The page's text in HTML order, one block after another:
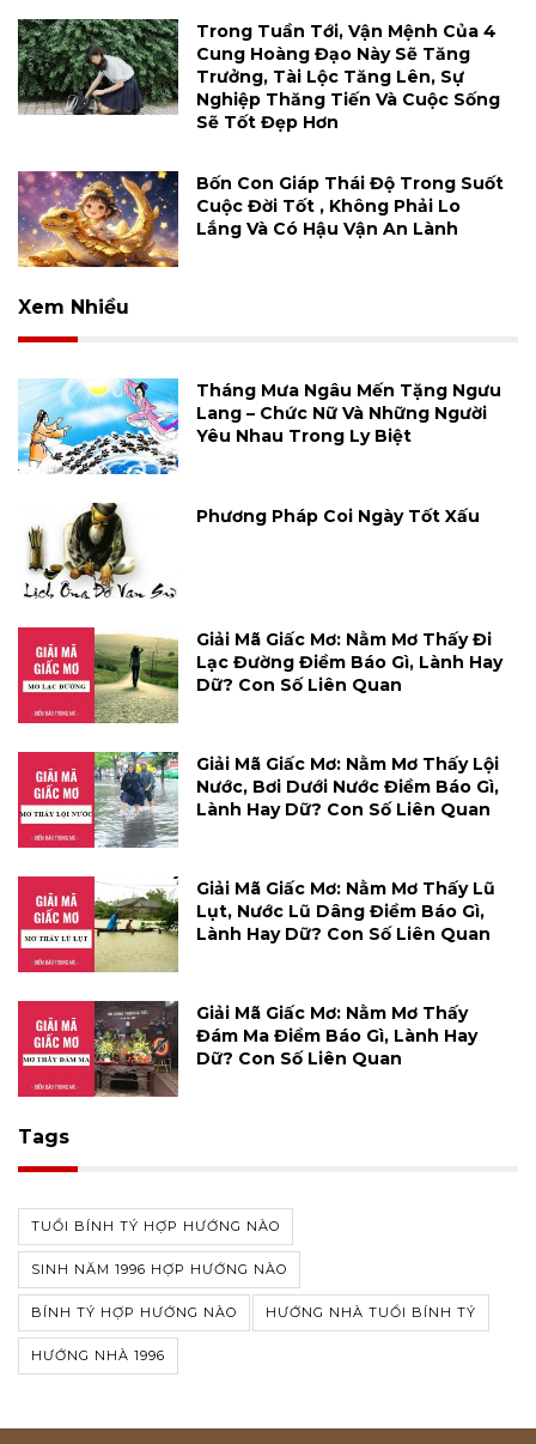
Trong Tuần Tới, Vận Mệnh Của 4
Cung Hoàng Đạo Này Sẽ Tăng
Trưởng, Tài Lộc Tăng Lên, Sự
Nghiệp Thăng Tiến Và Cuộc Sống
Sẽ Tốt Đẹp Hơn
Bốn Con Giáp Thái Độ Trong Suốt
Cuộc Đời Tốt , Không Phải Lo
Lắng Và Có Hậu Vận An Lành
Xem Nhiều
Tháng Mưa Ngâu Mến Tặng Ngưu
Lang – Chức Nữ Và Những Người
Yêu Nhau Trong Ly Biệt
Phương Pháp Coi Ngày Tốt Xấu
Giải Mã Giấc Mơ: Nằm Mơ Thấy Đi
Lạc Đường Điềm Báo Gì, Lành Hay
Dữ? Con Số Liên Quan
Giải Mã Giấc Mơ: Nằm Mơ Thấy Lội
Nước, Bơi Dưới Nước Điềm Báo Gì,
Lành Hay Dữ? Con Số Liên Quan
Giải Mã Giấc Mơ: Nằm Mơ Thấy Lũ
Lụt, Nước Lũ Dâng Điềm Báo Gì,
Lành Hay Dữ? Con Số Liên Quan
Giải Mã Giấc Mơ: Nằm Mơ Thấy
Đám Ma Điềm Báo Gì, Lành Hay
Dữ? Con Số Liên Quan
Tags
TUỔI BÍNH TÝ HỢP HƯỚNG NÀO
SINH NĂM 1996 HỢP HƯỚNG NÀO
BÍNH TÝ HỢP HƯỚNG NÀO HƯỚNG NHÀ TUỔI BÍNH TÝ
HƯỚNG NHÀ 1996